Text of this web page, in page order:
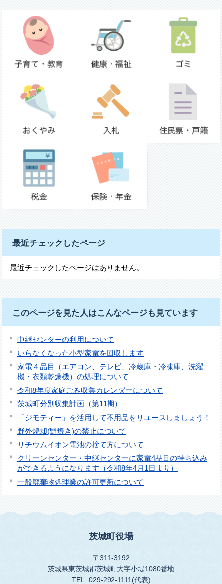
最近チェックしたページ
最近チェックしたページはありません。
このページを見た人はこんなページも見ています
中継センターの利用について
いらなくなった小型家電を回収します
家電４品目（エアコン、テレビ、冷蔵庫・冷凍庫、洗濯
機・衣類乾燥機）の処理について
令和8年度家庭ごみ収集カレンダーについて
茨城町分別収集計画（第11期）
「ジモティー」を活用して不用品をリユースしましょう！
野外焼却(野焼き)の禁止について
リチウムイオン電池の捨て方について
クリーンセンター・中継センターに家電4品目の持ち込み
ができるようになります（令和8年4月1日より）
一般廃棄物処理業の許可更新について
茨城町役場
〒311-3192
茨城県東茨城郡茨城町大字小堤1080番地
TEL: 029-292-1111(代表)